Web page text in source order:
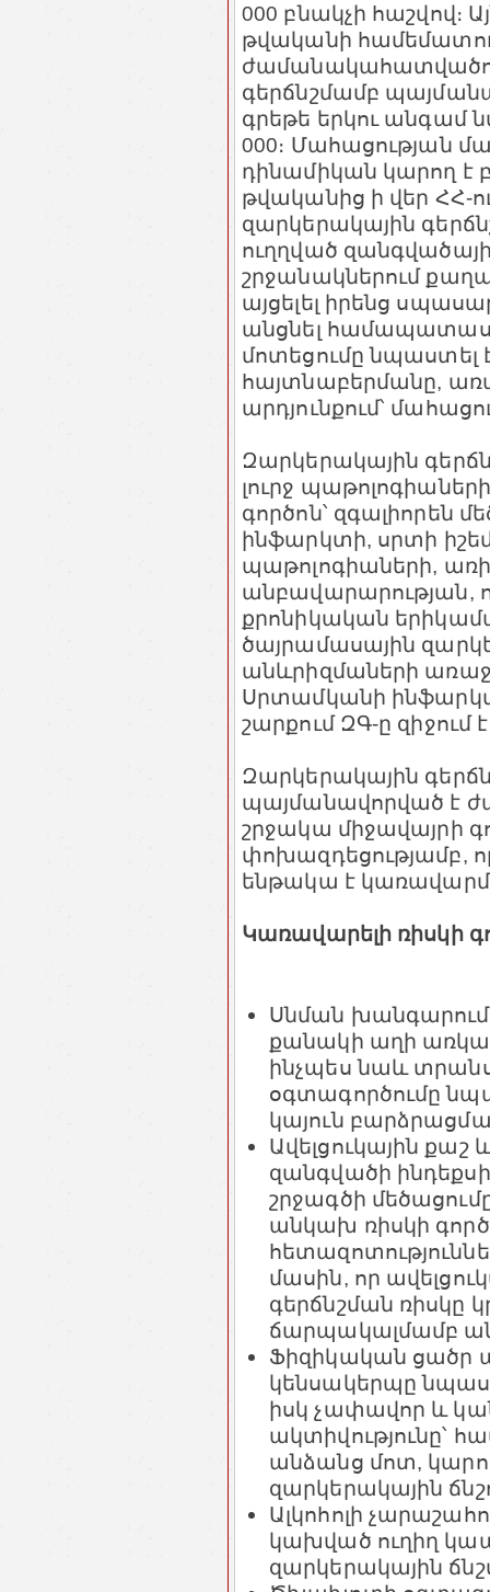
000 բնակչի հաշվով։
թվականի
գերճնշմամբ
գրեթե երկու անգամ
000։ Մահացության
դինամիկան կարող է
թվականից ի վեր ՀՀ-
զարկերակային
ուղղված
շրջանակներում
այցելել իրենց
անցնել
մոտեցումը նպաստել
հայտնաբերմանը,
արդյունքում՝
Զարկերակային
լուրջ
գործոն՝ զգալիորեն
ինֆարկտի, սրտի
պաթոլոգիաների,
անբավարարության,
քրոնիկական
ծայրամասային
անևրիզմաների
Սրտամկանի
շարքում ԶԳ-ը զիջում
Զարկերակային
պայմանավորված է
շրջակա միջավայրի
փոխազդեցությամբ,
ենթակա է
Կառավարելի ռիսկի
Սնման
քանակի աղի
ինչպես նաև
օգտագործումը
կայուն
Ավելցուկային
զանգվածի
շրջագծի
անկախ ռիսկի
մասին, որ
գերճնշման ռիսկը
ճարպակալմամբ
Ֆիզիկական ցածր
կենսակերպը
իսկ չափավոր և
ակտիվությունը՝
անձանց մոտ,
զարկերակային
Ալկոհոլի
կախված ուղիղ
զարկերակային